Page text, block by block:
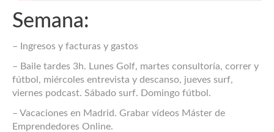
Semana:
– Ingresos y facturas y gastos
– Baile tardes 3h. Lunes Golf, martes consultoría, correr y
fútbol, miércoles entrevista y descanso, jueves surf,
viernes podcast. Sábado surf. Domingo fútbol.
– Vacaciones en Madrid. Grabar vídeos Máster de
Emprendedores Online.